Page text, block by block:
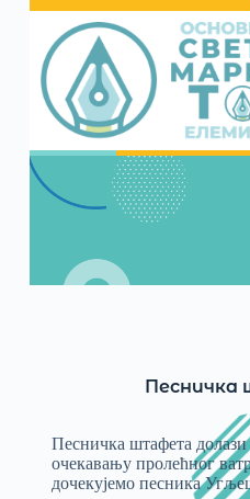
Песничка штафета
очекавању пролећног
дочекујемо песника